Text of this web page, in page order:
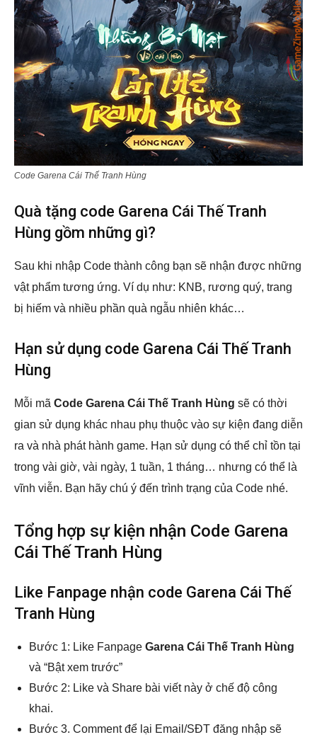
Code Garena Cái Thế Tranh Hùng
Quà tặng code Garena Cái Thế Tranh
Hùng gồm những gì?
Sau khi nhập Code thành công bạn sẽ nhận được những
vật phẩm tương ứng. Ví dụ như: KNB, rương quý, trang
bị hiếm và nhiều phần quà ngẫu nhiên khác…
Hạn sử dụng code Garena Cái Thế Tranh
Hùng
Mỗi mã Code Garena Cái Thế Tranh Hùng sẽ có thời
gian sử dụng khác nhau phụ thuộc vào sự kiện đang diễn
ra và nhà phát hành game. Hạn sử dụng có thể chỉ tồn tại
trong vài giờ, vài ngày, 1 tuần, 1 tháng… nhưng có thể là
vĩnh viễn. Bạn hãy chú ý đến trình trạng của Code nhé.
Tổng hợp sự kiện nhận Code Garena
Cái Thế Tranh Hùng
Like Fanpage nhận code Garena Cái Thế
Tranh Hùng
Bước 1: Like Fanpage Garena Cái Thế Tranh Hùng
và “Bật xem trước”
Bước 2: Like và Share bài viết này ở chế độ công
khai.
Bước 3. Comment để lại Email/SĐT đăng nhập sẽ